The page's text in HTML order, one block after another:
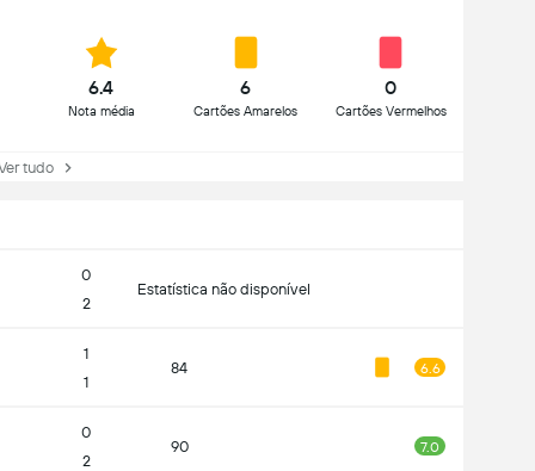
6.4
Nota média
6
Cartões Amarelos
0
Cartões Vermelhos
tudo
0
2
Estatística não disponível
1
1
84 6.6
0
2
90 7.0